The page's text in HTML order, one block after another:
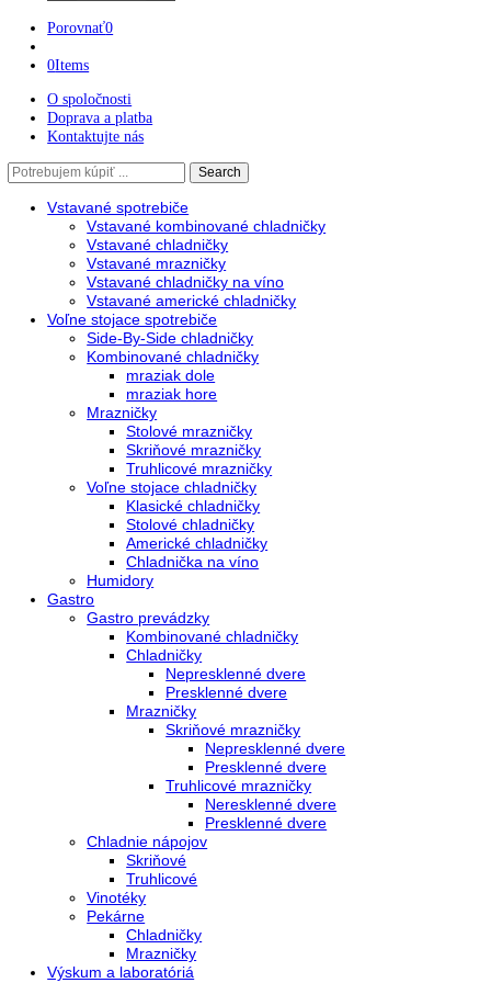
Gastrozóna
Porovnať
0Items
O spoločnosti
Doprava a platba
Kontaktujte nás
Search
Vstavané spotrebiče
Vstavané kombinované chladničky
Vstavané chladničky
Vstavané mrazničky
Vstavané chladničky na víno
Vstavané americké chladničky
Voľne stojace spotrebiče
Side-By-Side chladničky
Kombinované chladničky
mraziak dole
mraziak hore
Mrazničky
Stolové mrazničky
Skriňové mrazničky
Truhlicové mrazničky
Klasické chladničky
Stolové chladničky
Americké chladničky
Chladnička na víno
Humidory
Gastro prevádzky
Kombinované chladničky
Chladničky
Nepresklenné dvere
Presklenné dvere
Mrazničky
Skriňové mrazničky
Truhlicové mrazničky